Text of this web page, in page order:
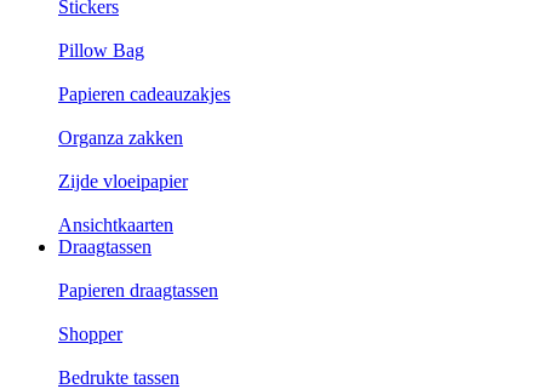
Stickers
Pillow Bag
Papieren cadeauzakjes
Organza zakken
Zijde vloeipapier
Ansichtkaarten
Draagtassen
Papieren draagtassen
Shopper
Bedrukte tassen